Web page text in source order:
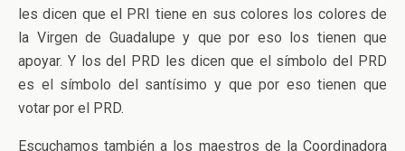
les dicen que el PRI tiene en sus colores los colores de
la Virgen de Guadalupe y que por eso los tienen que
apoyar. Y los del PRD les dicen que el símbolo del PRD
es el símbolo del santísimo y que por eso tienen que
votar por el PRD.
Escuchamos también a los maestros de la Coordinadora